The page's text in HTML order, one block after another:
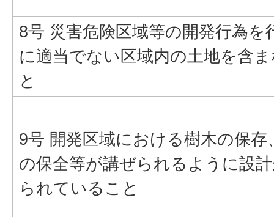
8号 災害危険区域等の開発行為を
に適当でない区域内の土地を含
と
9号 開発区域における樹木の保存
の保全等が講ぜられるように設
られていること